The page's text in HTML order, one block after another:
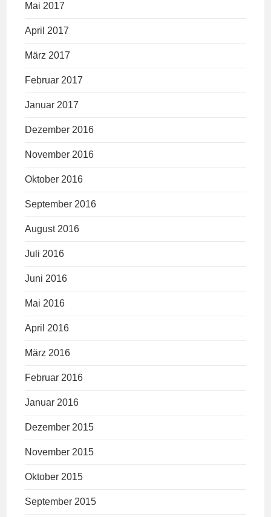
Mai 2017
April 2017
März 2017
Februar 2017
Januar 2017
Dezember 2016
November 2016
Oktober 2016
September 2016
August 2016
Juli 2016
Juni 2016
Mai 2016
April 2016
März 2016
Februar 2016
Januar 2016
Dezember 2015
November 2015
Oktober 2015
September 2015